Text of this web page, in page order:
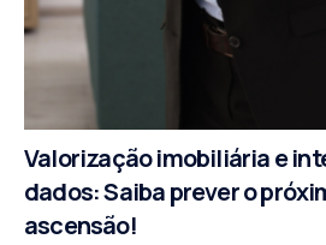
Valorização imobiliária e
dados: Saiba prever o
ascensão!